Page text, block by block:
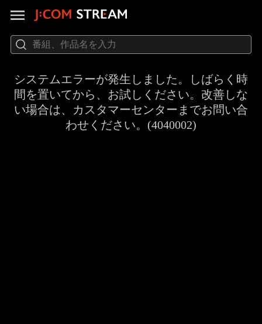
システムエラーが発生しました。しばらく時
間を置いてから、お試しください。改善しな
い場合は、カスタマーセンターまでお問い合
わせください。(4040002)